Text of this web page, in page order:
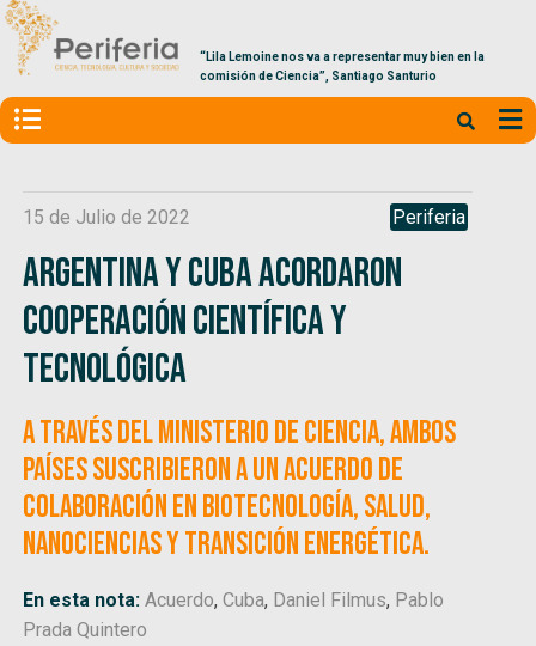
“Lila Lemoine nos va a representar muy bien en la
comisión de Ciencia”, Santiago Santurio
15 de Julio de 2022 Periferia
Argentina y Cuba acordaron
cooperación científica y
tecnológica
A través del Ministerio de Ciencia, ambos
países suscribieron a un acuerdo de
colaboración en biotecnología, salud,
nanociencias y transición energética.
En esta nota:Acuerdo,Cuba, Daniel Filmus, Pablo
Prada Quintero